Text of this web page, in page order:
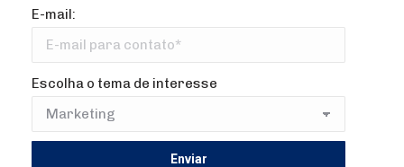
E-mail:
Escolha o tema de interesse